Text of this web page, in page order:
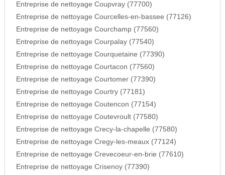
Entreprise de nettoyage Coupvray (77700)
Entreprise de nettoyage Courcelles-en-bassee (77126)
Entreprise de nettoyage Courchamp (77560)
Entreprise de nettoyage Courpalay (77540)
Entreprise de nettoyage Courquetaine (77390)
Entreprise de nettoyage Courtacon (77560)
Entreprise de nettoyage Courtomer (77390)
Entreprise de nettoyage Courtry (77181)
Entreprise de nettoyage Coutencon (77154)
Entreprise de nettoyage Coutevroult (77580)
Entreprise de nettoyage Crecy-la-chapelle (77580)
Entreprise de nettoyage Cregy-les-meaux (77124)
Entreprise de nettoyage Crevecoeur-en-brie (77610)
Entreprise de nettoyage Crisenoy (77390)